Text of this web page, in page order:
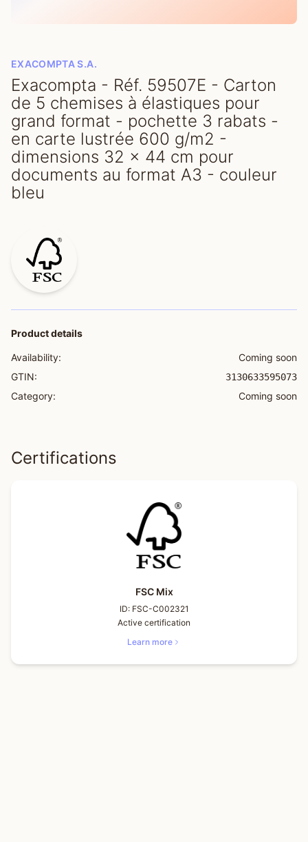
EXACOMPTA S.A.
Exacompta - Réf. 59507E - Carton
de 5 chemises à élastiques pour
grand format - pochette 3 rabats -
en carte lustrée 600 g/m2 -
dimensions 32 x 44 cm pour
documents au format A3 - couleur
bleu
Product details
Availability:
Coming soon
GTIN:
3130633595073
Category: Coming soon
Certifications
FSC Mix
ID: FSC-C002321
Active certification
Learn more